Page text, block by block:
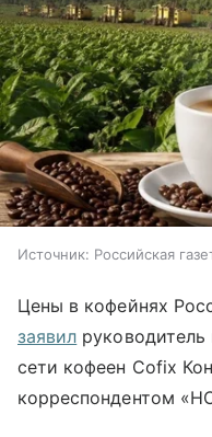
Источник: Российская
Цены в кофейнях
заявил руководитель
сети кофеен Cofix
корреспондентом